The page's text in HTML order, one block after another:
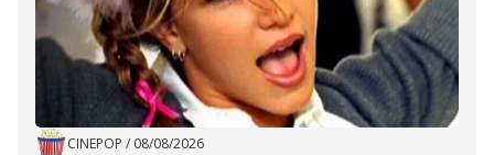
CINEPOP / 08/08/2026